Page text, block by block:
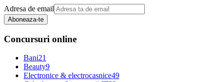
Adresa de email
Aboneaza-te
Concursuri online
Bani21
Beauty9
Electronice & electrocasnice49